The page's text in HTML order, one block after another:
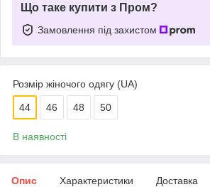
Що таке купити з Пром?
Замовлення під захистом
Розмір жіночого одягу (UA)
44 46 48 50
В наявності
Опис Характеристики Доставка